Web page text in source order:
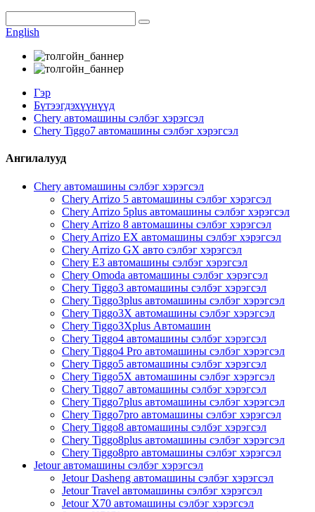
English
Гэр
Бүтээгдэхүүнүүд
Chery автомашины сэлбэг хэрэгсэл
Chery Tiggo7 автомашины сэлбэг хэрэгсэл
Ангилалууд
Chery автомашины сэлбэг хэрэгсэл
Chery Arrizo 5 автомашины сэлбэг хэрэгсэл
Chery Arrizo 5plus автомашины сэлбэг хэрэгсэл
Chery Arrizo 8 автомашины сэлбэг хэрэгсэл
Chery Arrizo EX автомашины сэлбэг хэрэгсэл
Chery Arrizo GX авто сэлбэг хэрэгсэл
Chery E3 автомашины сэлбэг хэрэгсэл
Chery Omoda автомашины сэлбэг хэрэгсэл
Chery Tiggo3 автомашины сэлбэг хэрэгсэл
Chery Tiggo3plus автомашины сэлбэг хэрэгсэл
Chery Tiggo3X автомашины сэлбэг хэрэгсэл
Chery Tiggo3Xplus Автомашин
Chery Tiggo4 автомашины сэлбэг хэрэгсэл
Chery Tiggo4 Pro автомашины сэлбэг хэрэгсэл
Chery Tiggo5 автомашины сэлбэг хэрэгсэл
Chery Tiggo5X автомашины сэлбэг хэрэгсэл
Chery Tiggo7 автомашины сэлбэг хэрэгсэл
Chery Tiggo7plus автомашины сэлбэг хэрэгсэл
Chery Tiggo7pro автомашины сэлбэг хэрэгсэл
Chery Tiggo8 автомашины сэлбэг хэрэгсэл
Chery Tiggo8plus автомашины сэлбэг хэрэгсэл
Chery Tiggo8pro автомашины сэлбэг хэрэгсэл
Jetour автомашины сэлбэг хэрэгсэл
Jetour Dasheng автомашины сэлбэг хэрэгсэл
Jetour Travel автомашины сэлбэг хэрэгсэл
Jetour X70 автомашины сэлбэг хэрэгсэл